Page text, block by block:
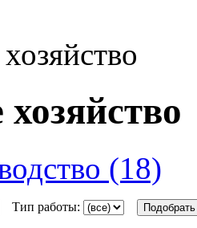
(18)
Тип работы: